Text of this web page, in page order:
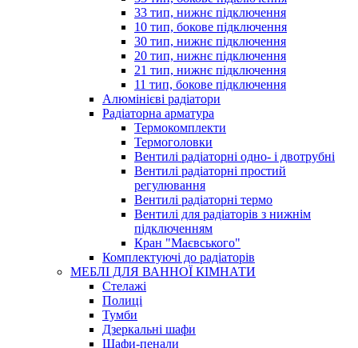
33 тип, нижнє підключення
10 тип, бокове підключення
30 тип, нижнє підключення
20 тип, нижнє підключення
21 тип, нижнє підключення
11 тип, бокове підключення
Алюмінієві радіатори
Радіаторна арматура
Термокомплекти
Термоголовки
Вентилі радіаторні одно- і двотрубні
Вентилі радіаторні простий
регулювання
Вентилі радіаторні термо
Вентилі для радіаторів з нижнім
підключенням
Кран "Маєвського"
Комплектуючі до радіаторів
МЕБЛІ ДЛЯ ВАННОЇ КІМНАТИ
Стелажі
Полиці
Тумби
Дзеркальні шафи
Шафи-пенали